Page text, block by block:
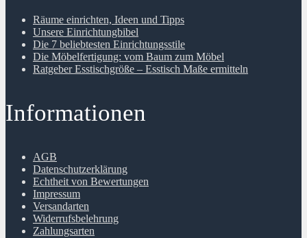
Räume einrichten, Ideen und Tipps
Unsere Einrichtungbibel
Die 7 beliebtesten Einrichtungsstile
Die Möbelfertigung: vom Baum zum Möbel
Ratgeber Esstischgröße – Esstisch Maße ermitteln
Informationen
AGB
Datenschutzerklärung
Echtheit von Bewertungen
Impressum
Versandarten
Widerrufsbelehrung
Zahlungsarten